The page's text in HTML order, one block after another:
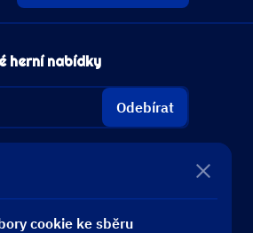
herní nabídky
Odebírat
cookie ke sběru